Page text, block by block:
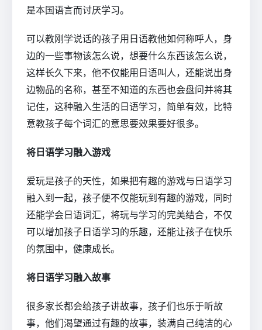
是本国语言而讨厌学习。
可以教刚学说话的孩子用日语教他如何称呼人，身
边的一些事物该怎么说，想要什么东西该怎么说，
这样长久下来，他不仅能用日语叫人，还能说出身
边物品的名称，甚至不知道的东西也会盘问并将其
记住，这种融入生活的日语学习，简单有效，比特
意教孩子每个词汇的意思要效果要好很多。
将日语学习融入游戏
爱玩是孩子的天性，如果把有趣的游戏与日语学习
融入到一起，孩子便不仅能玩到有趣的游戏，同时
还能学会日语词汇，将玩与学习的完美结合，不仅
可以增加孩子日语学习的乐趣，还能让孩子在快乐
的氛围中，健康成长。
将日语学习融入故事
很多家长都会给孩子讲故事，孩子们也乐于听故
事，他们渴望通过有趣的故事，装满自己纯洁的心